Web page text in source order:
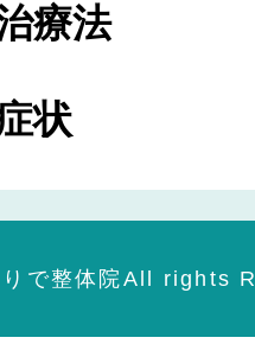
療法
状
で整体院All rights